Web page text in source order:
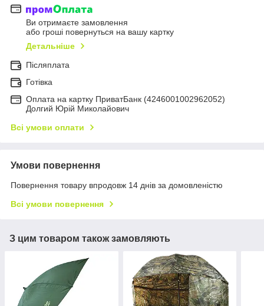
Ви отримаєте замовлення
або гроші повернуться на вашу картку
Детальніше
Післяплата
Готівка
Оплата на картку ПриватБанк (4246001002962052)
Долгий Юрій Миколайович
Всі умови оплати
Умови повернення
Повернення товару впродовж 14 днів за домовленістю
Всі умови повернення
З цим товаром також замовляють